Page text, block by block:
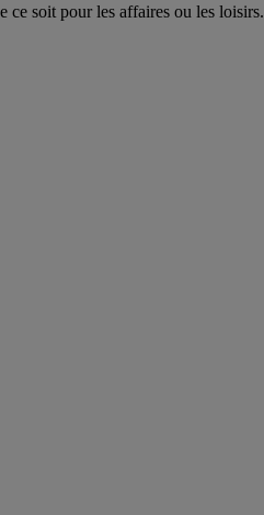
ce soit pour les affaires ou les loisirs.